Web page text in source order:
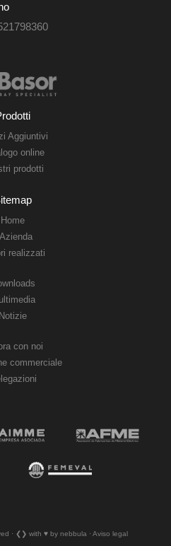
Aggiuntivi
online
prodotti
Home
realizzati
Notizie
con noi
commerciale
· ❮❯ with ♥︎ by nebbula · Aviso legal